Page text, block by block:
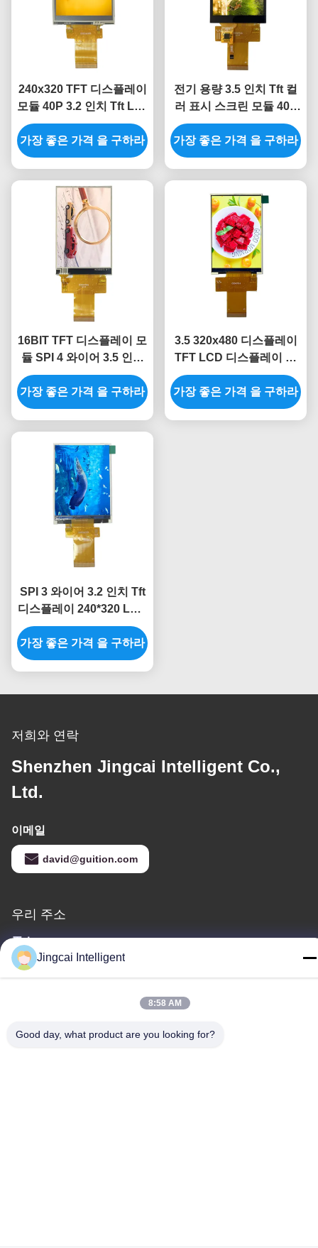
240x320 TFT 디스플레이
모듈 40P 3.2 인치 Tft Lcd
저항력이 있는 터치
ST7789
가장 좋은 가격 을 구하라
전기 용량 3.5 인치 Tft 컬
러 표시 스크린 모듈 40P
TFT LCD 스크린 MCU
가장 좋은 가격 을 구하라
16BIT TFT 디스플레이 모
듈 SPI 4 와이어 3.5 인치
Tft LCD 디스플레이 아두
이노 320*480
가장 좋은 가격 을 구하라
3.5 320x480 디스플레이
TFT LCD 디스플레이 화
면 Spi Lcd 인터페이스
MCU 8080 8BIT으로 조금
씩 움직이세요
가장 좋은 가격 을 구하라
SPI 3 와이어 3.2 인치 Tft
디스플레이 240*320 LCD
모듈 TFT 디스플레이 화
면 40P 소켓 MCU
가장 좋은 가격 을 구하라
저희와 연락
Shenzhen Jingcai Intelligent Co.,
Ltd.
이메일
david@guition.com
우리 주소
주소
다랑 거리, 룽화 구, 선전 도시, 광동 지방
Jingcai Intelligent
8:58 AM
Good day, what product are you looking for?